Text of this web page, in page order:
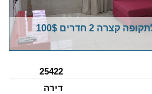
בת ים דירה להשכרה לתקופה קצרה 2 חדרים 100$
25422
דירה